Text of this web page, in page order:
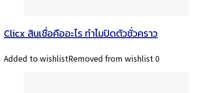
Clicx สินเชื่อคืออะไร ทำไมปิดตัวชั่วคราว
Added to wishlistRemoved from wishlist0